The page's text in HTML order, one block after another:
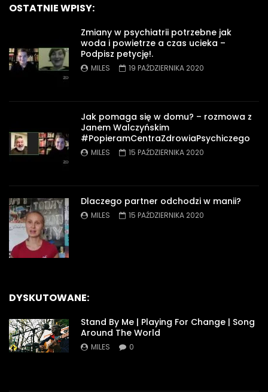
OSTATNIE WPISY:
Zmiany w psychiatrii potrzebne jak
woda i powietrze a czas ucieka –
Podpisz petycję!.
MILES 19 PAŹDZIERNIKA 2020
Jak pomaga się w domu? – rozmowa z
Janem Walczyńskim
#PopieramCentraZdrowiaPsychiczego
MILES 15 PAŹDZIERNIKA 2020
Dlaczego partner odchodzi w manii?
MILES 15 PAŹDZIERNIKA 2020
DYSKUTOWANE:
Stand By Me | Playing For Change | Song
Around The World
MILES 0